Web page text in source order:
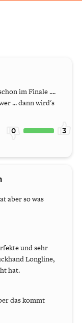
im Finale ....
... dann wird's
0 3
aber so was
und sehr
Longline,
hat.
das kommt